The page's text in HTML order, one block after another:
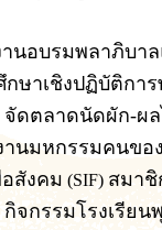
านอบรมพลาภิบา
กษาเชิงปฏิบัติกา
ดตลาดนัดผัก-ผ
านมหกรรมคนข
สังคม (SIF) สมา
จกรรมโรงเรียน